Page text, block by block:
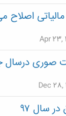
اصلاح
Apr 23,
صوری درسال
Dec 28,
سال ۹۷